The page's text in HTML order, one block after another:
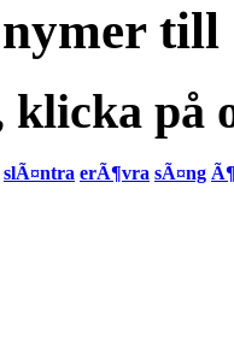
klicka på
slÃ¤ntra erÃ¶vra sÃ¤ng